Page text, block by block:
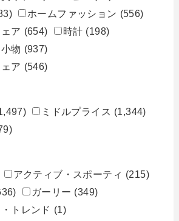
ホームファッション (556)
ア (654) 時計 (198)
物 (937)
ア (546)
ミドルプライス (1,344)
アクティブ・スポーティ (215)
ガーリー (349)
トレンド (1)